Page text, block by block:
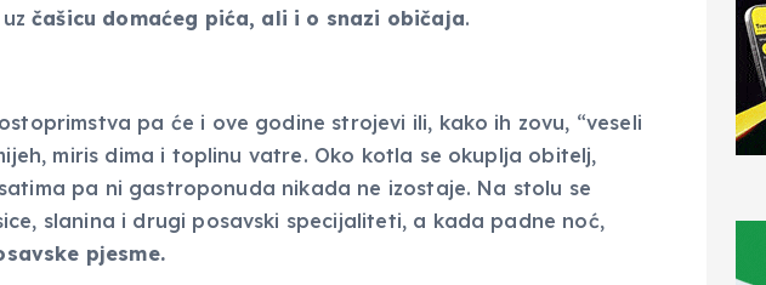
uzčašicu domaćeg pića, ali i o snazi običaja.
pa će i ove godine strojevi ili, kako ih zovu, “veseli
miris dima i toplinu vatre. Oko kotla se okuplja obitelj,
pa ni gastroponuda nikada ne izostaje. Na stolu se
slanina i drugi posavski specijaliteti, a kada padne noć,
pjesme.